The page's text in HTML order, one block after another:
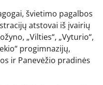
švietimo pagalbos
atstovai iš įvairių
„Vilties“, „Vyturio“,
progimnazijų,
ir Panevėžio pradinės